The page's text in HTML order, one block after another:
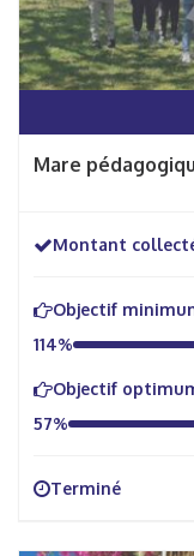
Mare
Montant
Objectif
114%
Objectif
57%
Terminé